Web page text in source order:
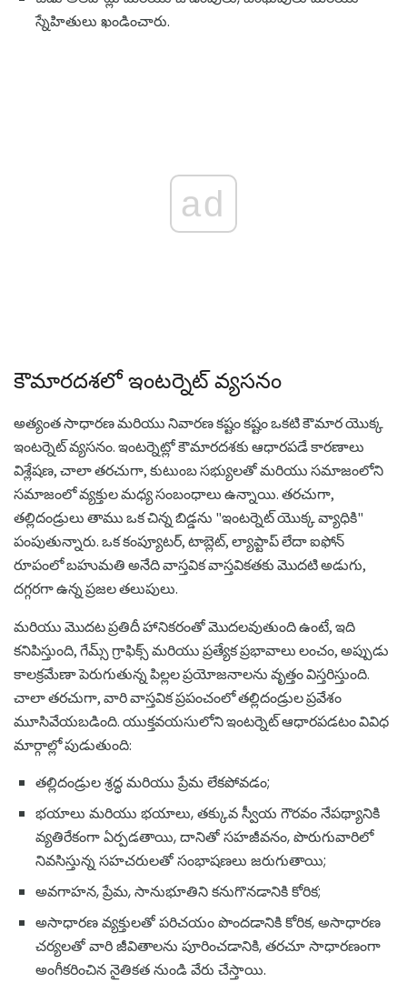
స్నేహితులు ఖండించారు.
ad
కౌమారదశలో ఇంటర్నెట్ వ్యసనం
అత్యంత సాధారణ మరియు నివారణ కష్టం కష్టం ఒకటి కౌమార యొక్క
ఇంటర్నెట్ వ్యసనం. ఇంటర్నెట్లో కౌమారదశకు ఆధారపడే కారణాలు
విశ్లేషణ, చాలా తరచుగా, కుటుంబ సభ్యులతో మరియు సమాజంలోని
సమాజంలో వ్యక్తుల మధ్య సంబంధాలు ఉన్నాయి. తరచుగా,
తల్లిదండ్రులు తాము ఒక చిన్న బిడ్డను "ఇంటర్నెట్ యొక్క వ్యాధికి"
పంపుతున్నారు. ఒక కంప్యూటర్, టాబ్లెట్, ల్యాప్టాప్ లేదా ఐఫోన్
రూపంలో బహుమతి అనేది వాస్తవిక వాస్తవికతకు మొదటి అడుగు,
దగ్గరగా ఉన్న ప్రజల తలుపులు.
మరియు మొదట ప్రతిదీ హానికరంతో మొదలవుతుంది ఉంటే, ఇది
కనిపిస్తుంది, గేమ్స్ గ్రాఫిక్స్ మరియు ప్రత్యేక ప్రభావాలు లంచం, అప్పుడు
కాలక్రమేణా పెరుగుతున్న పిల్లల ప్రయోజనాలను వృత్తం విస్తరిస్తుంది.
చాలా తరచుగా, వారి వాస్తవిక ప్రపంచంలో తల్లిదండ్రుల ప్రవేశం
మూసివేయబడింది. యుక్తవయసులోని ఇంటర్నెట్ ఆధారపడటం వివిధ
మార్గాల్లో పుడుతుంది:
తల్లిదండ్రుల శ్రద్ధ మరియు ప్రేమ లేకపోవడం;
భయాలు మరియు భయాలు, తక్కువ స్వీయ గౌరవం నేపథ్యానికి
వ్యతిరేకంగా ఏర్పడతాయి, దానితో సహజీవనం, పొరుగువారిలో
నివసిస్తున్న సహచరులతో సంభాషణలు జరుగుతాయి;
అవగాహన, ప్రేమ, సానుభూతిని కనుగొనడానికి కోరిక;
అసాధారణ వ్యక్తులతో పరిచయం పొందడానికి కోరిక, అసాధారణ
చర్యలతో వారి జీవితాలను పూరించడానికి, తరచూ సాధారణంగా
అంగీకరించిన నైతికత నుండి వేరు చేస్తాయి.